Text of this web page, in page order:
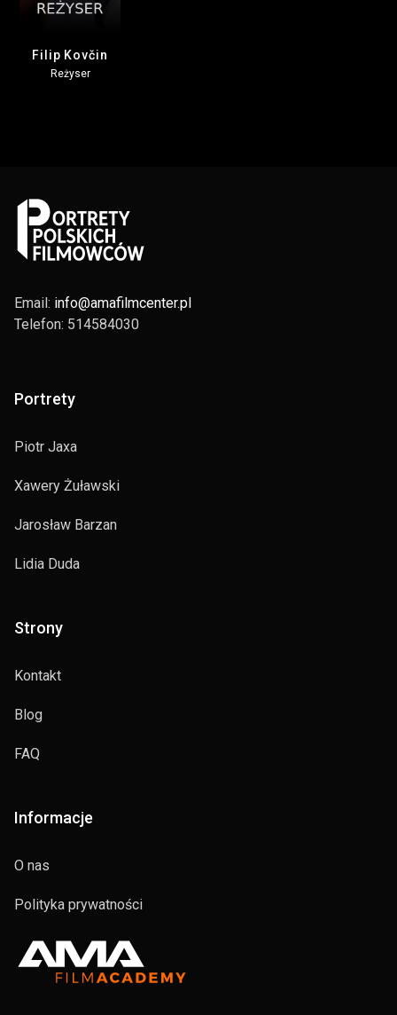
Filip Kovčin
Reżyser
Email: info@amafilmcenter.pl
Telefon: 514584030
Portrety
Piotr Jaxa
Xawery Żuławski
Jarosław Barzan
Lidia Duda
Strony
Kontakt
Blog
FAQ
Informacje
O nas
Polityka prywatności